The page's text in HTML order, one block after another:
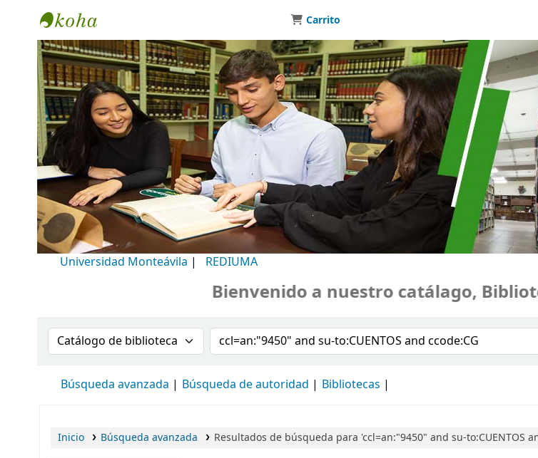
Biblioteca Universidad Monteávila
Carrito
Universidad Monteávila | REDIUMA
Bienvenido a nuestro catálago,
Buscar en el catálogo por:Buscar en el catálogo
Búsqueda avanzada Búsqueda de autoridad Bibliotecas
Inicio Búsqueda avanzada Resultados de búsqueda para 'ccl=an:"9450" and su-to:CUENTOS